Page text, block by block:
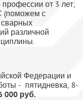
от 3 лет;
(поможем с
различной
Федерации и
- пятидневка, 8-
000 руб.